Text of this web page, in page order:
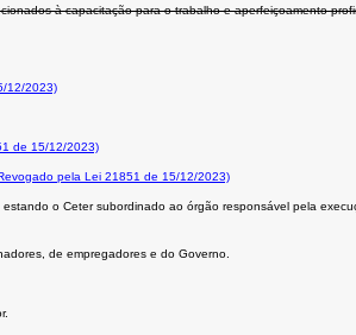
à capacitação para o trabalho e aperfeiçoamento
12/2023)
de 15/12/2023)
pela Lei 21851 de 15/12/2023)
o Ceter subordinado ao órgão responsável pela
de empregadores e do Governo.